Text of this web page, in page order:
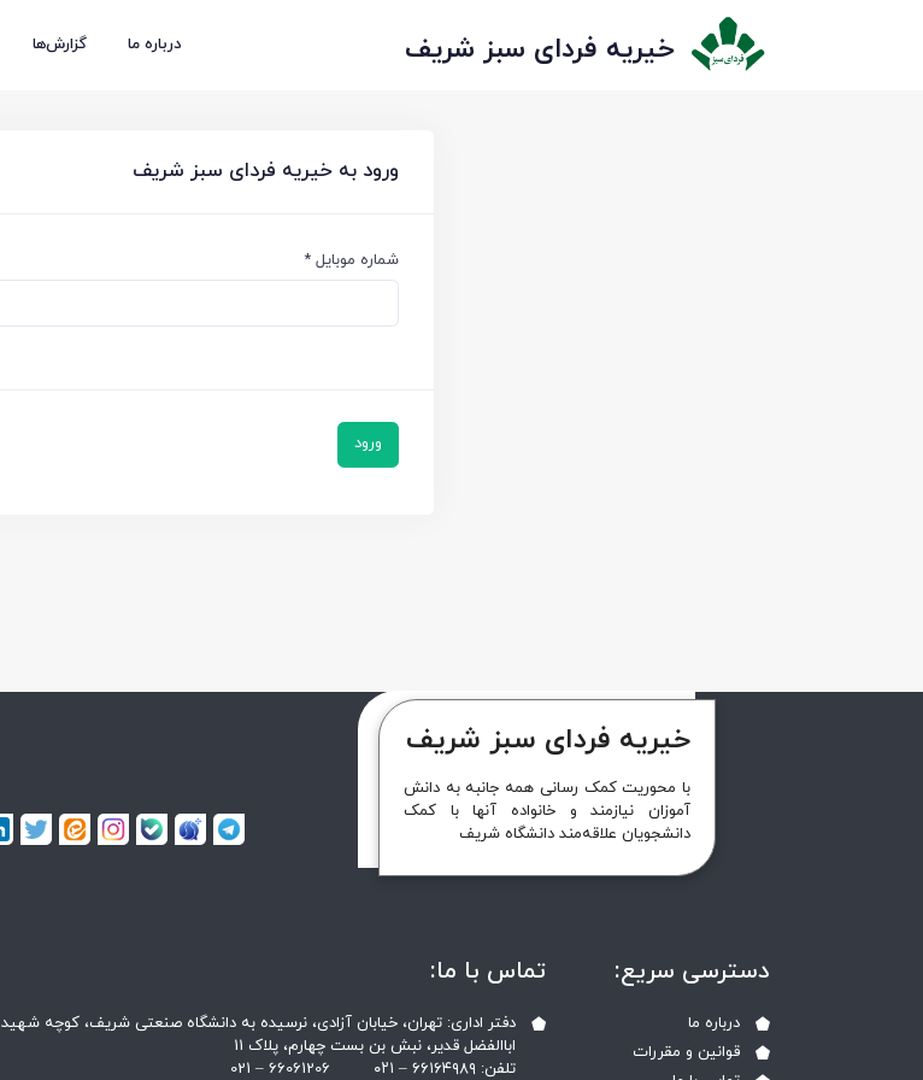
خیریه فردای سبز شریف درباره ما گزارش‌ها
ورود به خیریه فردای سبز شریف
شماره موبایل *
ورود
خیریه فردای سبز شریف
با محوریت کمک رسانی همه جانبه به دانش
آموزان نیازمند و خانواده آنها با کمک
دانشجویان علاقه‌مند دانشگاه شریف
دسترسی سریع:
درباره ما
قوانین و مقررات
تماس با ما:
دفتر اداری: تهران، خیابان آزادی، نرسیده به دانشگاه صنعتی شریف، کوچه شهید
اباالفضل قدیر، نبش بن بست چهارم، پلاک 11
تلفن: ۶۶۱۶۴۹۸۹ – ۰۲۱ ‎021 – 66061206